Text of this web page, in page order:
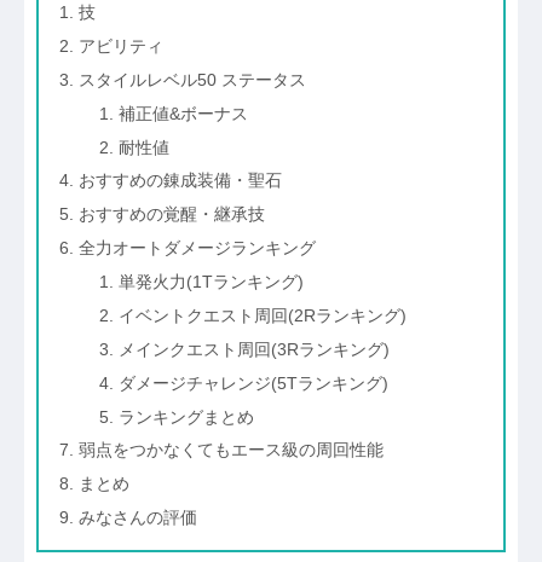
技
アビリティ
スタイルレベル50 ステータス
補正値&ボーナス
耐性値
おすすめの錬成装備・聖石
おすすめの覚醒・継承技
全力オートダメージランキング
単発火力(1Tランキング)
イベントクエスト周回(2Rランキング)
メインクエスト周回(3Rランキング)
ダメージチャレンジ(5Tランキング)
ランキングまとめ
弱点をつかなくてもエース級の周回性能
まとめ
みなさんの評価